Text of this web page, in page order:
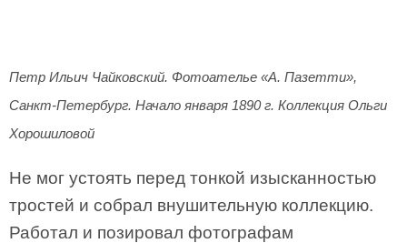
Петр Ильич Чайковский. Фотоателье «А. Пазетти»,
Санкт-Петербург. Начало января 1890 г. Коллекция Ольги
Хорошиловой
Не мог устоять перед тонкой изысканностью
тростей и собрал внушительную коллекцию.
Работал и позировал фотографам